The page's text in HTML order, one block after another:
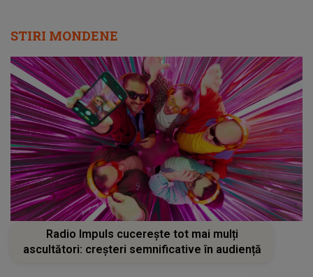
STIRI MONDENE
Radio Impuls cucerește tot mai mulți
ascultători: creșteri semnificative în audiență